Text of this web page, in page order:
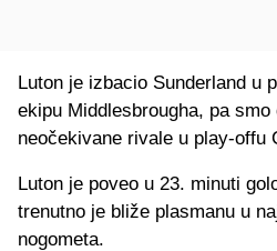
Luton je izbacio Sunderland u
ekipu Middlesbrougha, pa smo
neočekivane rivale u play-offu
Luton je poveo u 23. minuti
trenutno je bliže plasmanu u
nogometa.